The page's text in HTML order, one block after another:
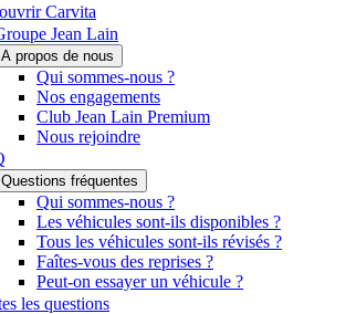
Carvita
Jean Lain
A propos de nous
Qui sommes-nous ?
Nos engagements
Club Jean Lain Premium
Nous rejoindre
Questions fréquentes
Qui sommes-nous ?
Les véhicules sont-ils disponibles ?
Tous les véhicules sont-ils révisés ?
Faîtes-vous des reprises ?
Peut-on essayer un véhicule ?
les questions